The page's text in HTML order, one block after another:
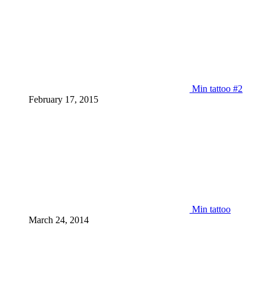
Min tattoo #2
February 17, 2015
Min tattoo
March 24, 2014